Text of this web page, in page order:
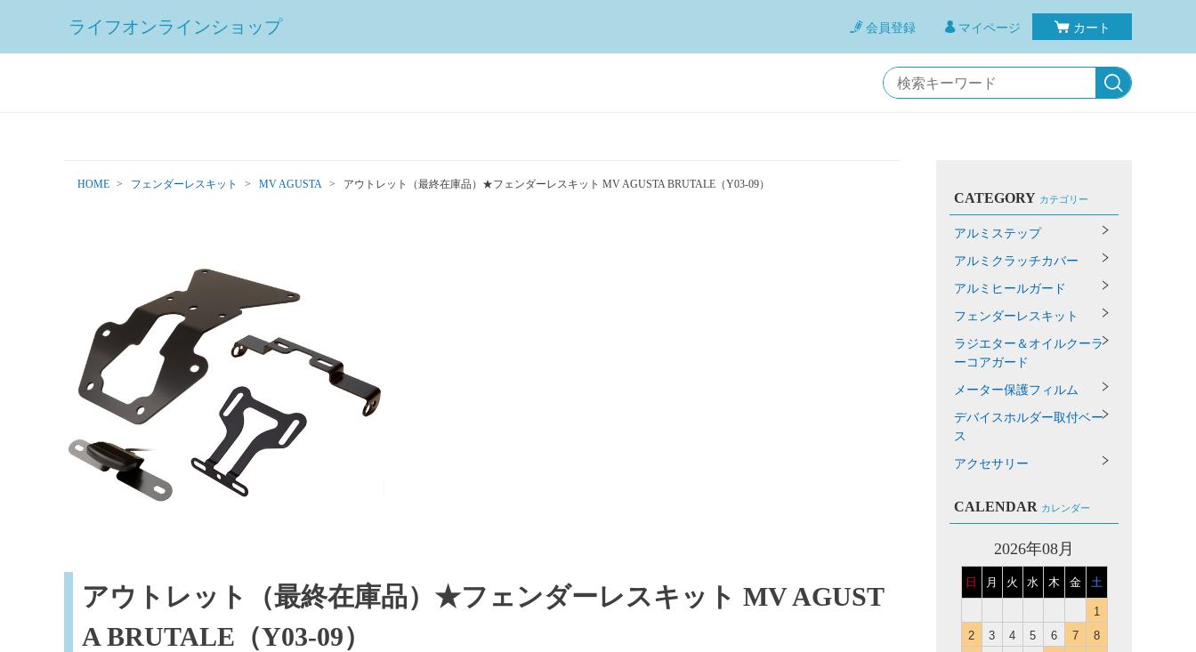
ライフオンラインショップ 会員登録 マイページ カート
HOME フェンダーレスキット MV AGUSTA アウトレット（最終在庫品）★フェンダーレスキット MV AGUSTA BRUTALE（Y03-09）
アウトレット（最終在庫品）★フェンダーレスキット MV AGUST
A BRUTALE（Y03-09）
CATEGORY カテゴリー
アルミステップ
アルミクラッチカバー
アルミヒールガード
フェンダーレスキット
ラジエター＆オイルクーラ
ーコアガード
メーター保護フィルム
デバイスホルダー取付ベー
ス
アクセサリー
CALENDAR カレンダー
2026年08月
日 月 火 水 木 金 土
1
2
3 4 5 6 7
8